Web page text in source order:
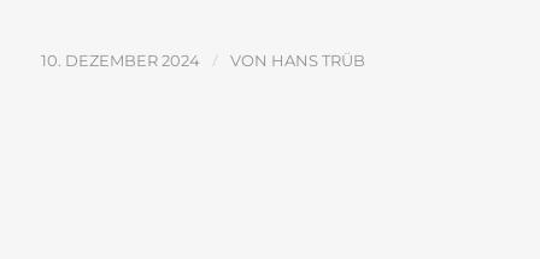
10. DEZEMBER 2024 / VON HANS TRÜB